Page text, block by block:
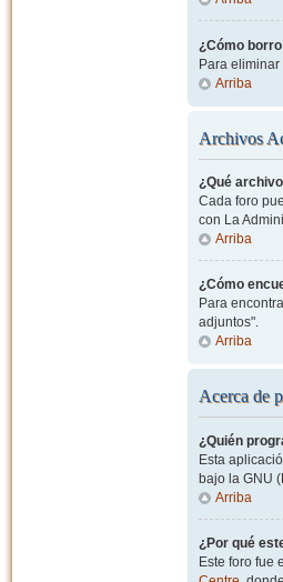
¿Cómo
Para
Arriba
Archivos
¿Qué
Cada foro
con La
Arriba
¿Cómo
Para
adjuntos".
Arriba
Acerca de
¿Quién
Esta
bajo la GNU
Arriba
¿Por qué
Este foro fue